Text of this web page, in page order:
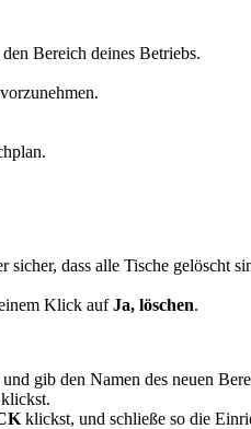
Bereich deines Betriebs.
sicher, dass alle Tische gelöscht
Klick aufJa, löschen.
und gib den Namen des neuen
klickst.
klickst, und schließe so die